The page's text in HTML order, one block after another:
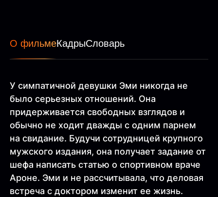
О фильмеКадрыСловарь
У симпатичной девушки Эми никогда не
было серьезных отношений. Она
придерживается свободных взглядов и
обычно не ходит дважды с одним парнем
на свидание. Будучи сотрудницей крупного
мужского издания, она получает задание от
шефа написать статью о спортивном враче
Ароне. Эми и не рассчитывала, что деловая
встреча с доктором изменит ее жизнь.